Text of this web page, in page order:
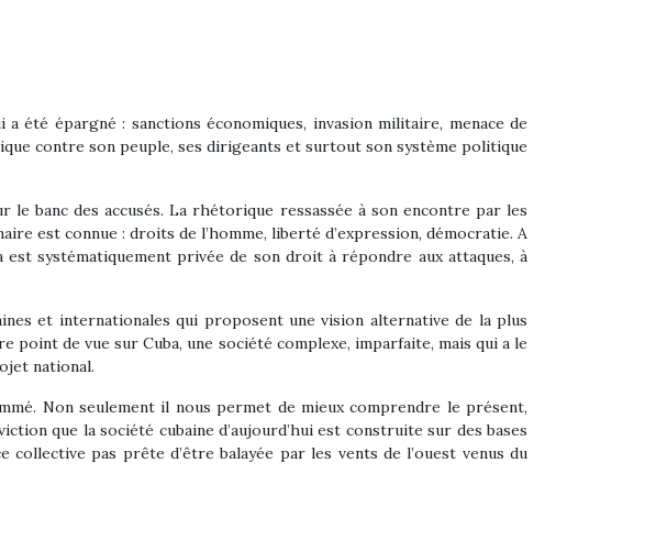
été épargné : sanctions économiques, invasion militaire, menace de
contre son peuple, ses dirigeants et surtout son système politique
banc des accusés. La rhétorique ressassée à son encontre par les
est connue : droits de l’homme, liberté d’expression, démocratie. A
systématiquement privée de son droit à répondre aux attaques, à
et internationales qui proposent une vision alternative de la plus
de vue sur Cuba, une société complexe, imparfaite, mais qui a le
national.
Non seulement il nous permet de mieux comprendre le présent,
que la société cubaine d’aujourd’hui est construite sur des bases
pas prête d’être balayée par les vents de l’ouest venus du